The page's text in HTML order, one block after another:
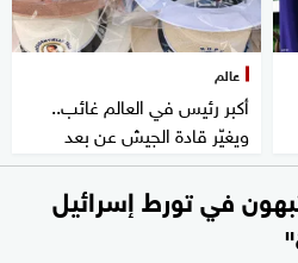
عالم
أكبر رئيس في العالم غائب..
ويغيّر قادة الجيش عن بعد
في تورط إسرائيل